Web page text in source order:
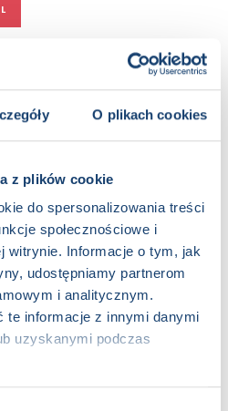
O plikach cookies
z plików cookie
do spersonalizowania treści
społecznościowe i
witrynie. Informacje o tym, jak
udostępniamy partnerom
i analitycznym.
te informacje z innymi danymi
uzyskanymi podczas
mają uczyć i bawić.
oraz wyobraźnię
barw, będą oni pokonywać
rysować, kolorować,
rozwiązywać proste zagadki.
dla dzieci szatę